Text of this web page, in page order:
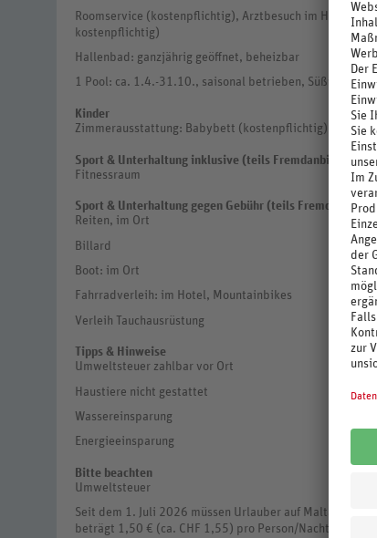
Roomservice (kostenpflichtig), Arztbesuch im Hotel
kostenpflichtig)
Hallenbad: ganzjährig geöffnet, beheizbar
1 Pool: ca. 1.4.-31.10., saisonal betrieben, Süßwasser,
Kinder
Zimmerausstattung: Babybett (kostenpflichtig)
Sport & Unterhaltung inklusive (teils Fremdanbieter)
Fitnessraum
Sport & Unterhaltung gegen Gebühr (teils
Reiten, im Ort
Billard
Boot: im Ort
Fahrradverleih: im Hotel, Mountainbikes
Verleih Tauchausrüstung
Tipps & Hinweise
Umweltsteuer zahlbar vor Ort
Haustiere nicht gestattet
Wassereinsparung
Energieeinsparung
Bitte beachten
Umweltsteuer
Seit dem 1. Juli 2026 müssen Urlauber auf Malta, Gozo
beträgt 1,50 € (ca. CHF 1,55) pro Person/Nacht für